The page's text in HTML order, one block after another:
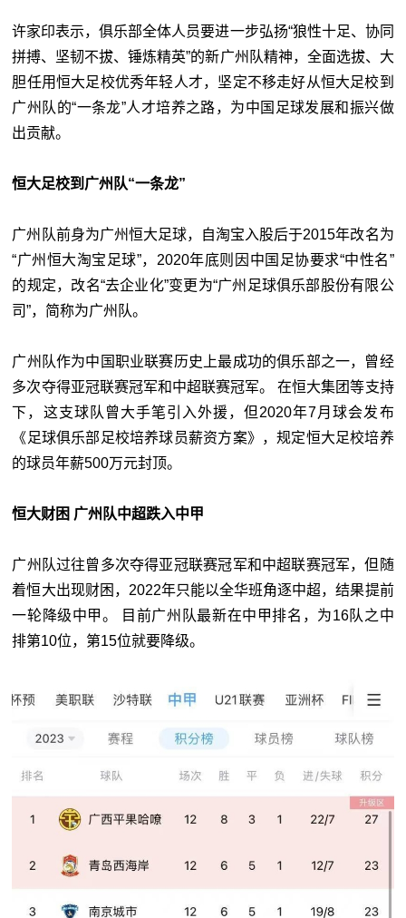
许家印表示，俱乐部全体人员要进一步弘扬“狼性十足、协同
拼搏、坚韧不拔、锤炼精英”的新广州队精神，全面选拔、大
胆任用恒大足校优秀年轻人才，坚定不移走好从恒大足校到
广州队的“一条龙”人才培养之路，为中国足球发展和振兴做
出贡献。
恒大足校到广州队“一条龙”
广州队前身为广州恒大足球，自淘宝入股后于2015年改名为
“广州恒大淘宝足球”，2020年底则因中国足协要求“中性名”
的规定，改名“去企业化”变更为“广州足球俱乐部股份有限公
司”，简称为广州队。
广州队作为中国职业联赛历史上最成功的俱乐部之一，曾经
多次夺得亚冠联赛冠军和中超联赛冠军。 在恒大集团等支持
下，这支球队曾大手笔引入外援，但2020年7月球会发布
《足球俱乐部足校培养球员薪资方案》，规定恒大足校培养
的球员年薪500万元封顶。
恒大财困 广州队中超跌入中甲
广州队过往曾多次夺得亚冠联赛冠军和中超联赛冠军，但随
着恒大出现财困，2022年只能以全华班角逐中超，结果提前
一轮降级中甲。 目前广州队最新在中甲排名，为16队之中
排第10位，第15位就要降级。